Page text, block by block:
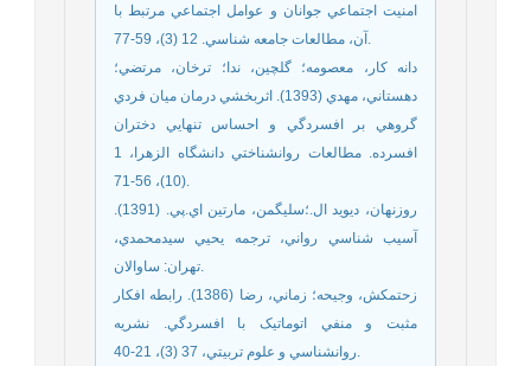
امنيت اجتماعي جوانان و عوامل اجتماعي مرتبط با
آن، مطالعات جامعه شناسي. 12 (3)، 59-77.
دانه کار، معصومه؛ گلچين، ندا؛ ترخان، مرتضي؛
دهستاني، مهدي (1393). اثربخشي درمان ميان فردي
گروهي بر افسردگي و احساس تنهايي دختران
افسرده. مطالعات روانشناختي دانشگاه الزهرا، 1
(10)، 56-71.
روزنهان، ديويد ال.؛سليگمن، مارتين اي.پي. (1391).
آسيب شناسي رواني، ترجمه يحيي سيدمحمدي،
تهران: ساوالان.
زحتمکش، وجيحه؛ زماني، رضا (1386). رابطه افکار
مثبت و منفي اتوماتيک با افسردگي. نشريه
روانشناسي و علوم تربيتي، 37 (3)، 21-40.